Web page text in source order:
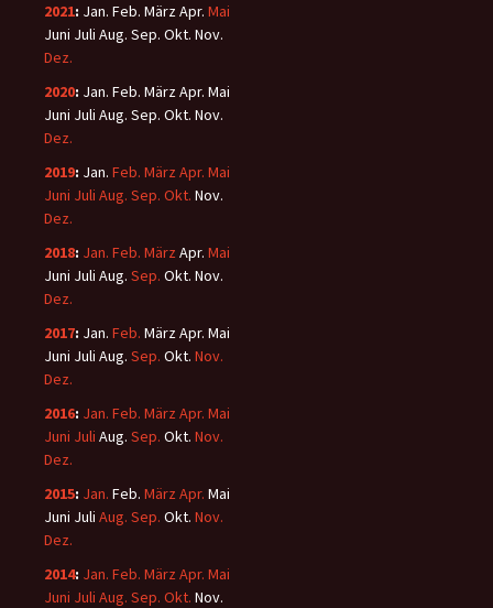
2021: Jan. Feb. MärzApr. Mai
Juni Juli Aug. Sep. Okt. Nov.
Dez.
2020: Jan. Feb. MärzApr. Mai
Juni Juli Aug. Sep. Okt. Nov.
Dez.
2019: Jan. Feb. März Apr. Mai
Juni Juli Aug. Sep. Okt. Nov.
Dez.
2018: Jan. Feb. März Apr. Mai
Juni Juli Aug. Sep. Okt. Nov.
Dez.
2017: Jan. Feb. MärzApr. Mai
Juni Juli Aug. Sep. Okt. Nov.
Dez.
2016: Jan. Feb. März Apr. Mai
Juni Juli Aug. Sep. Okt. Nov.
Dez.
2015: Jan. Feb. März Apr. Mai
Juni Juli Aug. Sep. Okt. Nov.
Dez.
2014: Jan. Feb. März Apr. Mai
Juni Juli Aug. Sep. Okt. Nov.